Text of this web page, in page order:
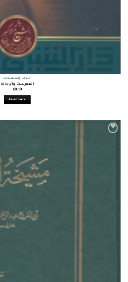
الأثبات والمشيخات
الفهرست والإجازة
£8.13
Read more